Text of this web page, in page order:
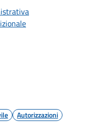
Autorizzazioni